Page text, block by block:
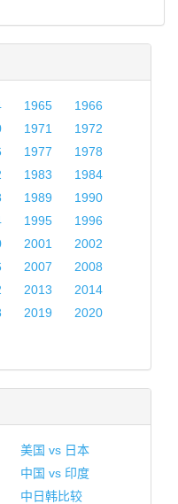
1965
1966
1971
1972
1977
1978
1983
1984
1989
1990
1995
1996
2001
2002
2007
2008
2013
2014
2019
2020
美国 vs 日本
中国 vs 印度
中日韩比较